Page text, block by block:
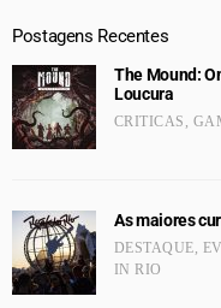
Postagens Recentes
The Mound:
Loucura
CRITICAS ,
As maiores
DESTAQUE,
IN RIO